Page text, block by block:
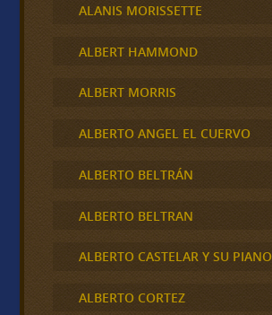
ALANIS MORISSETTE
ALBERT HAMMOND
ALBERT MORRIS
ALBERTO ANGEL EL CUERVO
ALBERTO BELTRÁN
ALBERTO BELTRAN
ALBERTO CASTELAR Y SU PIANO
ALBERTO CORTEZ